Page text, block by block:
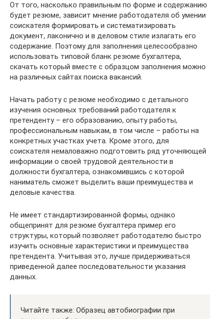
От того, насколько правильным по форме и содержанию
будет резюме, зависит мнение работодателя об умении
соискателя формировать и систематизировать
документ, лаконично и в деловом стиле излагать его
содержание. Поэтому для заполнения целесообразно
использовать типовой бланк резюме бухгалтера,
скачать который вместе с образцом заполнения можно
на различных сайтах поиска вакансий.
Начать работу с резюме необходимо с детального
изучения основных требований работодателя к
претенденту – его образованию, опыту работы,
профессиональным навыкам, в том числе – работы на
конкретных участках учета. Кроме этого, для
соискателя немаловажно подготовить ряд уточняющей
информации о своей трудовой деятельности в
должности бухгалтера, ознакомившись с которой
наниматель сможет выделить ваши преимущества и
деловые качества.
Не имеет стандартизированной формы, однако
общепринят для резюме бухгалтера пример его
структуры, который позволяет работодателю быстро
изучить основные характеристики и преимущества
претендента. Учитывая это, лучше придерживаться
приведенной далее последовательности указания
данных.
Читайте также: Образец автобиографии при